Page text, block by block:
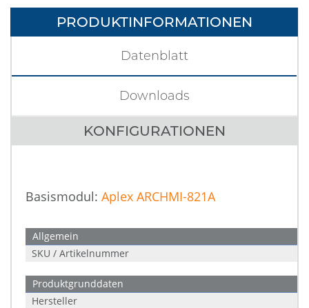
PRODUKTINFORMATIONEN
KONFIGURATIONEN
Datenblatt
Downloads
Basismodul: Aplex ARCHMI-821A
Allgemein
SKU / Artikelnummer
Produktgrunddaten
Hersteller